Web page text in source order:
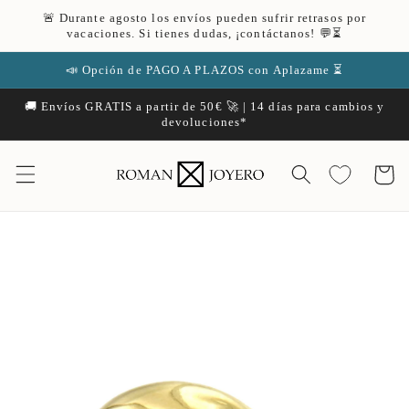
directamente
al contenido
🚨 Durante agosto los envíos pueden sufrir retrasos por
vacaciones. Si tienes dudas, ¡contáctanos! 💬⏳
📣 Opción de PAGO A PLAZOS con Aplazame ⏳
🚚 Envíos GRATIS a partir de 50€ 🚀 | 14 días para cambios y
devoluciones*
Carrito